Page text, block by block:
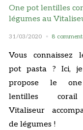
One pot lentilles
légumes au
31/03/2020 8
Vous connaissez
pot pasta ? Ici,
propose le
lentilles
Vitaliseur
de légumes !